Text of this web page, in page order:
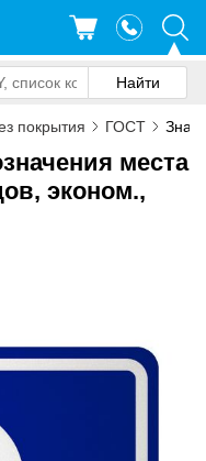
покрытия ГОСТ Знак
места
эконом.,